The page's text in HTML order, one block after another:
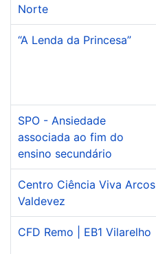
Norte
“A Lenda da Princesa”
SPO - Ansiedade
associada ao fim do
ensino secundário
Centro Ciência Viva Arcos
Valdevez
CFD Remo | EB1 Vilarelho